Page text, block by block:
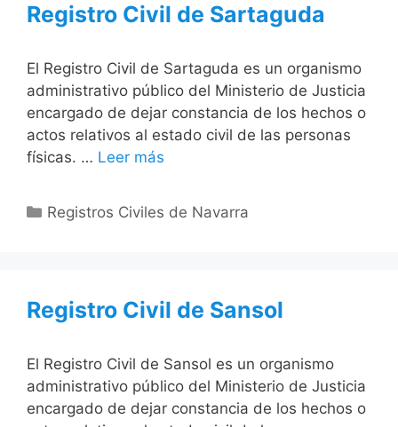
Registro Civil de Sartaguda
El Registro Civil de Sartaguda es un organismo
administrativo público del Ministerio de Justicia
encargado de dejar constancia de los hechos o
actos relativos al estado civil de las personas
físicas. … Leer más
Categorías
Registros Civiles de Navarra
Registro Civil de Sansol
El Registro Civil de Sansol es un organismo
administrativo público del Ministerio de Justicia
encargado de dejar constancia de los hechos o